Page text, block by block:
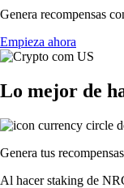
Genera recompensas
Empieza ahora
Lo mejor de
Genera tus recompensas
Al hacer staking de